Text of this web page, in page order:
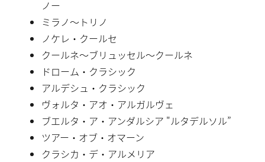
ノー
ミラノ〜トリノ
ノケレ・クールセ
クールネ〜ブリュッセル〜クールネ
ドローム・クラシック
アルデシュ・クラシック
ヴォルタ・アオ・アルガルヴェ
ブエルタ・ア・アンダルシア "ルタデルソル”
ツアー・オブ・オマーン
クラシカ・デ・アルメリア